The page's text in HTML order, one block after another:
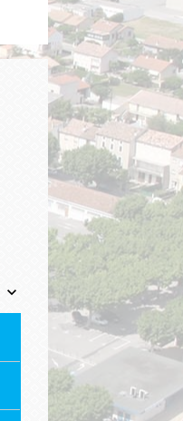
keyboard_arrow_down